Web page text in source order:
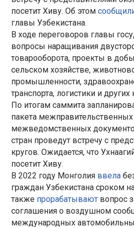
посетит Хиву. Об этом
главы Узбекистана.
В ходе переговоров главы
вопросы наращивания
товарооборота, проекты в
сельском хозяйстве,
промышленности,
транспорта, логистики и других
По итогам саммита
пакета
межведомственных
стран проведут встречу с
кругов. Ожидается, что
посетит Хиву.
В 2022 году Монголия ввела
граждан Узбекистана сроком
также прорабатывают вопрос
соглашения о воздушном
международных